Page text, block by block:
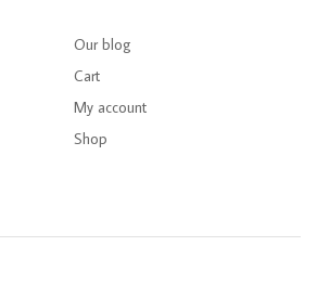
Our blog
Cart
My account
Shop